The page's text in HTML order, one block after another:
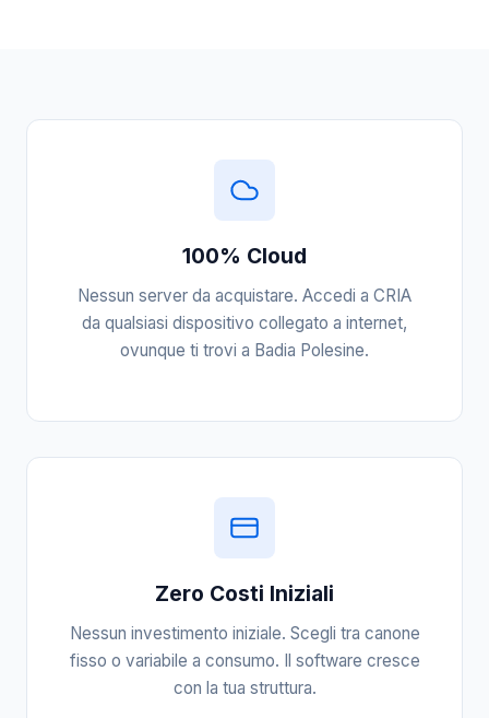
100% Cloud
Nessun server da acquistare. Accedi a CRIA
da qualsiasi dispositivo collegato a internet,
ovunque ti trovi a Badia Polesine.
Zero Costi Iniziali
Nessun investimento iniziale. Scegli tra canone
fisso o variabile a consumo. Il software cresce
con la tua struttura.